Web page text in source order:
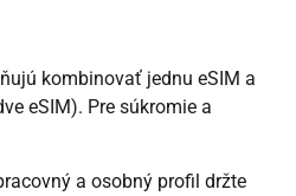
kombinovať jednu eSIM a
eSIM). Pre súkromie a
a osobný profil držte